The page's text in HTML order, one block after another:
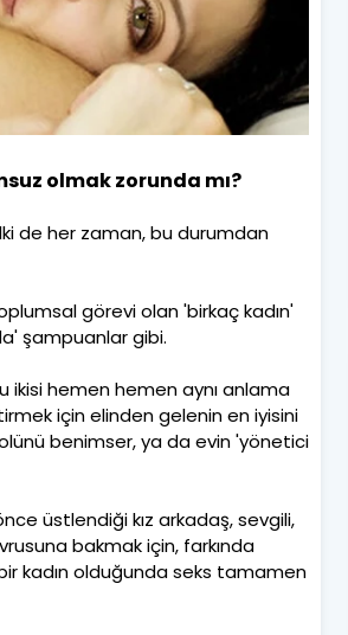
olmak zorunda mı?
de her zaman, bu durumdan
görevi olan 'birkaç kadın'
şampuanlar gibi.
ikisi hemen hemen aynı anlama
için elinden gelenin en iyisini
benimser, ya da evin 'yönetici
üstlendiği kız arkadaş, sevgili,
bakmak için, farkında
kadın olduğunda seks tamamen